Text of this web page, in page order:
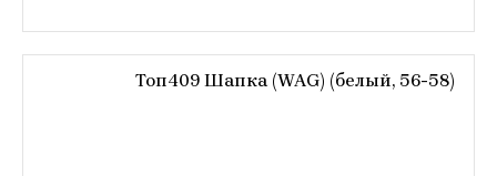
Топ409 Шапка (WAG) (белый, 56-58)